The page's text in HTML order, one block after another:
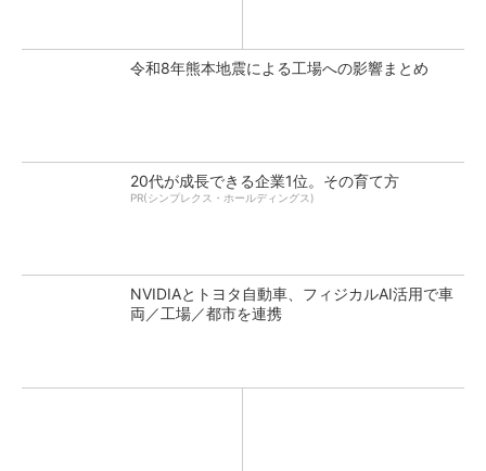
令和8年熊本地震による工場への影響まとめ
20代が成長できる企業1位。その育て方
PR(シンプレクス・ホールディングス)
NVIDIAとトヨタ自動車、フィジカルAI活用で車
両／工場／都市を連携